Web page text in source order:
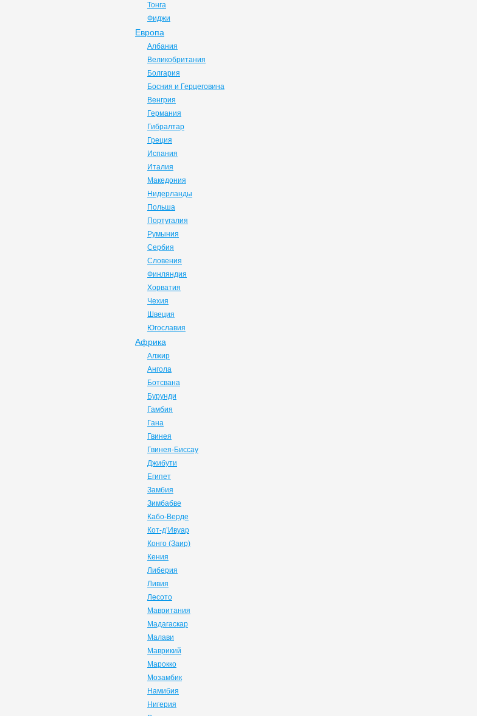
Тонга
Фиджи
Европа
Албания
Великобритания
Болгария
Босния и Герцеговина
Венгрия
Германия
Гибралтар
Греция
Испания
Италия
Македония
Нидерланды
Польша
Португалия
Румыния
Сербия
Словения
Финляндия
Хорватия
Чехия
Швеция
Югославия
Африка
Алжир
Ангола
Ботсвана
Бурунди
Гамбия
Гана
Гвинея
Гвинея-Биссау
Джибути
Египет
Замбия
Зимбабве
Кабо-Верде
Кот-д’Ивуар
Конго (Заир)
Кения
Либерия
Ливия
Лесото
Мавритания
Мадагаскар
Малави
Маврикий
Марокко
Мозамбик
Намибия
Нигерия